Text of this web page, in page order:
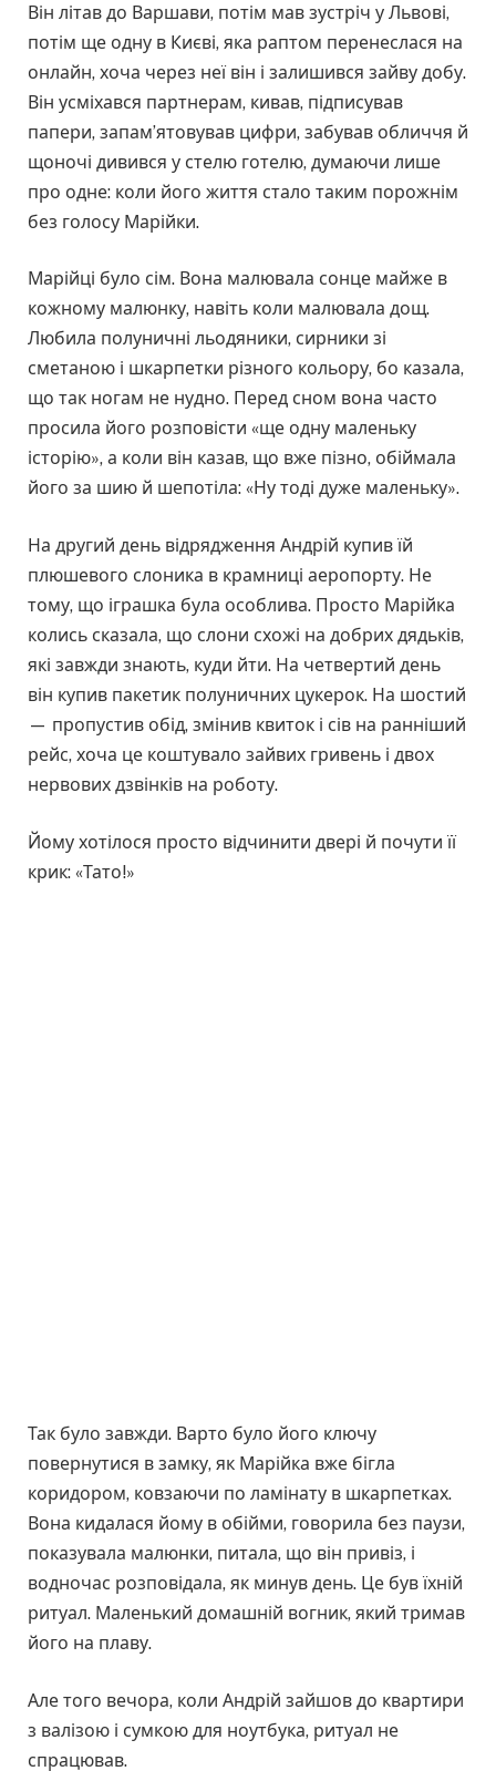
Він літав до Варшави, потім мав зустріч у Львові,
потім ще одну в Києві, яка раптом перенеслася на
онлайн, хоча через неї він і залишився зайву добу.
Він усміхався партнерам, кивав, підписував
папери, запам’ятовував цифри, забував обличчя й
щоночі дивився у стелю готелю, думаючи лише
про одне: коли його життя стало таким порожнім
без голосу Марійки.
Марійці було сім. Вона малювала сонце майже в
кожному малюнку, навіть коли малювала дощ.
Любила полуничні льодяники, сирники зі
сметаною і шкарпетки різного кольору, бо казала,
що так ногам не нудно. Перед сном вона часто
просила його розповісти «ще одну маленьку
історію», а коли він казав, що вже пізно, обіймала
його за шию й шепотіла: «Ну тоді дуже маленьку».
На другий день відрядження Андрій купив їй
плюшевого слоника в крамниці аеропорту. Не
тому, що іграшка була особлива. Просто Марійка
колись сказала, що слони схожі на добрих дядьків,
які завжди знають, куди йти. На четвертий день
він купив пакетик полуничних цукерок. На шостий
— пропустив обід, змінив квиток і сів на ранніший
рейс, хоча це коштувало зайвих гривень і двох
нервових дзвінків на роботу.
Йому хотілося просто відчинити двері й почути її
крик: «Тато!»
Так було завжди. Варто було його ключу
повернутися в замку, як Марійка вже бігла
коридором, ковзаючи по ламінату в шкарпетках.
Вона кидалася йому в обійми, говорила без паузи,
показувала малюнки, питала, що він привіз, і
водночас розповідала, як минув день. Це був їхній
ритуал. Маленький домашній вогник, який тримав
його на плаву.
Але того вечора, коли Андрій зайшов до квартири
з валізою і сумкою для ноутбука, ритуал не
спрацював.